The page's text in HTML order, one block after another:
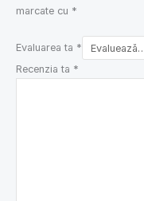
marcate cu *
Evaluarea ta *
Recenzia ta *